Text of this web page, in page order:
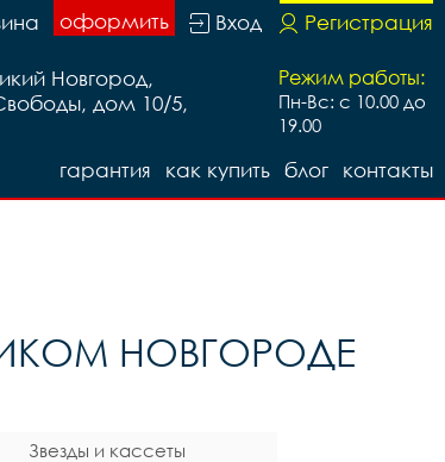
Регистрация
Вход
оформить
Режим работы:
Пн-Вс: с 10.00 до
19.00
Новгород,
дом 10/5,
контакты
блог
как купить
гарантия
НОВГОРОДЕ
Звезды и кассеты